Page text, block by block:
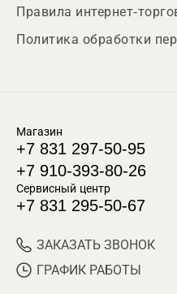
Правила интернет-
Политика обработки
Магазин
+7 831 297-50-95
+7 910-393-80-26
Сервисный центр
+7 831 295-50-67
ЗАКАЗАТЬ ЗВОНОК
ГРАФИК РАБОТЫ